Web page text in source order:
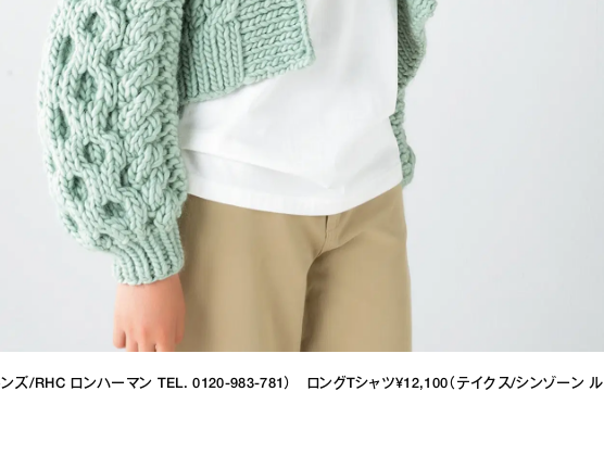
ンズ/RHC ロンハーマン TEL. 0120-983-781） ロングTシャツ¥12,100（テイクス/シンゾーン ル